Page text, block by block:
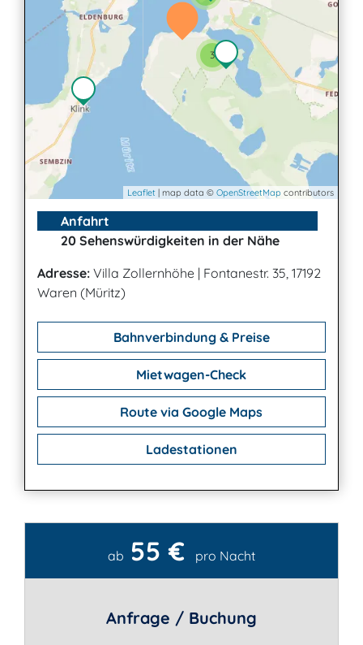
3
Leaflet | map data © OpenStreetMap contributors
Anfahrt
20 Sehenswürdigkeiten in der Nähe
Adresse: Villa Zollernhöhe | Fontanestr. 35, 17192
Waren (Müritz)
Bahnverbindung & Preise
Mietwagen-Check
Route via Google Maps
Ladestationen
Kontakt
ab 55 € pro Nacht
Anfrage / Buchung